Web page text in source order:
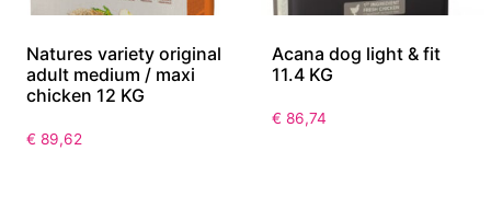
Natures variety original
adult medium / maxi
chicken 12 KG
€ 89,62
Acana dog light & fit
11.4 KG
€ 86,74